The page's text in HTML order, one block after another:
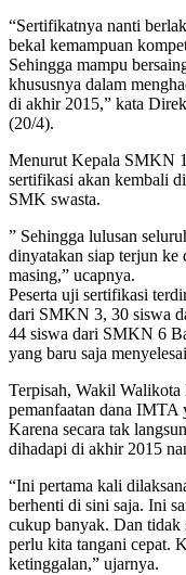
“Sertifikatnya nanti
bekal kemampuan
Sehingga mampu
khususnya dalam
di akhir 2015,” kata
(20/4).
Menurut Kepala SMKN
sertifikasi akan kembali
SMK swasta.
” Sehingga lulusan
dinyatakan siap terjun ke
masing,” ucapnya.
‎Peserta uji sertifikasi
dari SMKN 3, 30 siswa
44 siswa dari SMKN 6
yang baru saja
Terpisah, Wakil
pemanfaatan dana IMTA
Karena secara tak
dihadapi di akhir 2015
“Ini pertama kali
berhenti di sini saja. Ini
cukup banyak. Dan tidak
perlu kita tangani cepat.
ketinggalan,” ujarnya.